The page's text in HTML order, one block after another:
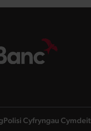
Polisi Cyfryngau